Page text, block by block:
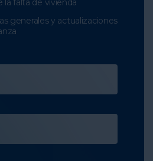
la falta de vivienda
generales y actualizaciones